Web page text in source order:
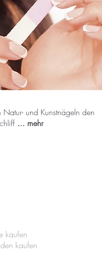
und Kunstnägeln den
... mehr
kaufen
kaufen